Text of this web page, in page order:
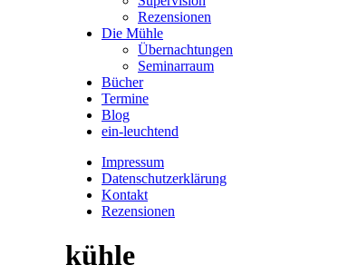
Rezensionen
Die Mühle
Übernachtungen
Seminarraum
Bücher
Termine
Blog
ein-leuchtend
Impressum
Datenschutzerklärung
Kontakt
Rezensionen
kühle